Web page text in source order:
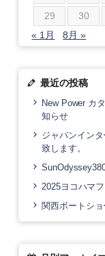
29
30
« 1月
8月 »
最近の投稿
New Power カ
知らせ
ジャパンイン
致します。
2025ヨコハマ
関西ボートシ